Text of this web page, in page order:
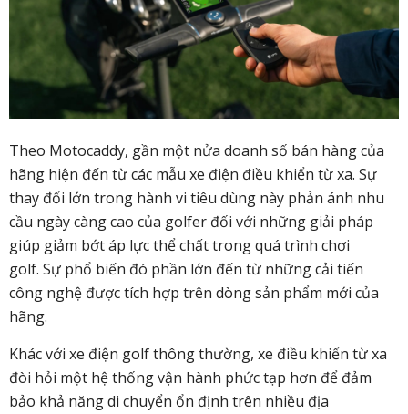
Theo Motocaddy, gần một nửa doanh số bán hàng của
hãng hiện đến từ các mẫu xe điện điều khiển từ xa. Sự
thay đổi lớn trong hành vi tiêu dùng này phản ánh nhu
cầu ngày càng cao của golfer đối với những giải pháp
giúp giảm bớt áp lực thể chất trong quá trình chơi
golf. Sự phổ biến đó phần lớn đến từ những cải tiến
công nghệ được tích hợp trên dòng sản phẩm mới của
hãng.
Khác với xe điện golf thông thường, xe điều khiển từ xa
đòi hỏi một hệ thống vận hành phức tạp hơn để đảm
bảo khả năng di chuyển ổn định trên nhiều địa